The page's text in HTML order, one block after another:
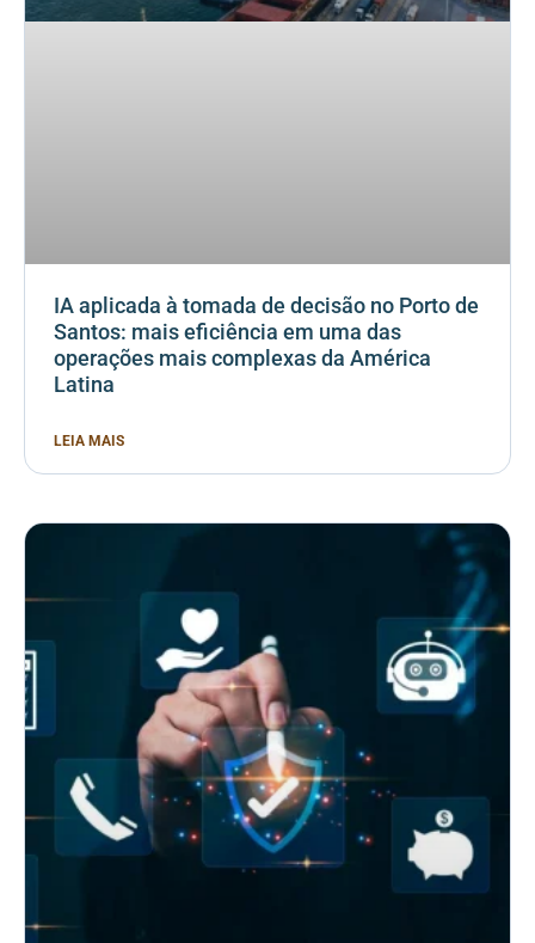
IA aplicada à tomada de decisão no Porto de
Santos: mais eficiência em uma das
operações mais complexas da América
Latina
LEIA MAIS